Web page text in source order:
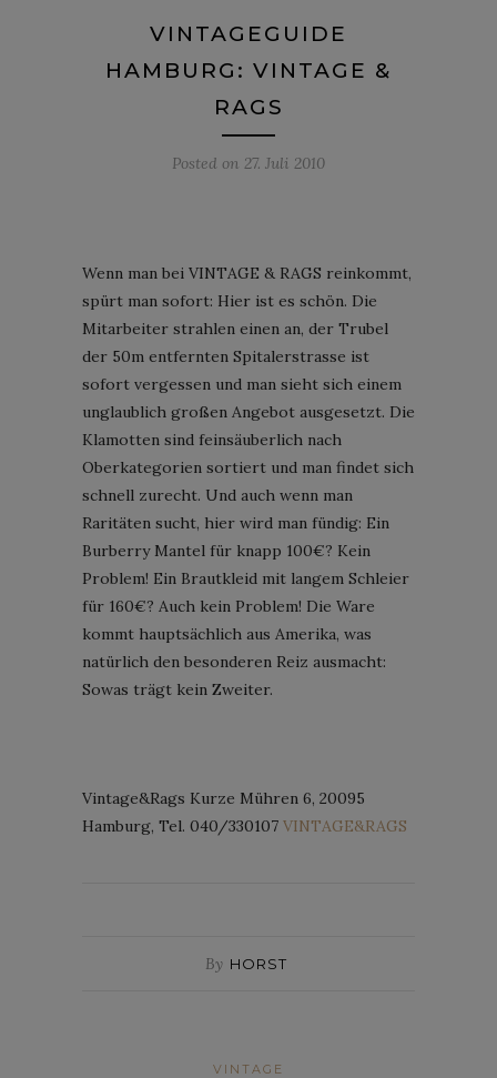
VINTAGEGUIDE
HAMBURG: VINTAGE &
RAGS
Posted on 27. Juli 2010
Wenn man bei VINTAGE & RAGS reinkommt,
spürt man sofort: Hier ist es schön. Die
Mitarbeiter strahlen einen an, der Trubel
der 50m entfernten Spitalerstrasse ist
sofort vergessen und man sieht sich einem
unglaublich großen Angebot ausgesetzt. Die
Klamotten sind feinsäuberlich nach
Oberkategorien sortiert und man findet sich
schnell zurecht. Und auch wenn man
Raritäten sucht, hier wird man fündig: Ein
Burberry Mantel für knapp 100€? Kein
Problem! Ein Brautkleid mit langem Schleier
für 160€? Auch kein Problem! Die Ware
kommt hauptsächlich aus Amerika, was
natürlich den besonderen Reiz ausmacht:
Sowas trägt kein Zweiter.
Vintage&Rags Kurze Mühren 6, 20095
Hamburg, Tel. 040/330107 VINTAGE&RAGS
By HORST
VINTAGE